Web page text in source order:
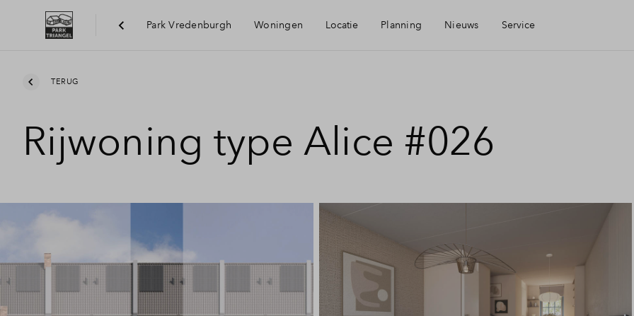
Park Vredenburgh Woningen Locatie
Voorzieningen
Planning Nieuws Service
Financiele check
Woning kopen
TERUG
Rijwoning type Alice #026